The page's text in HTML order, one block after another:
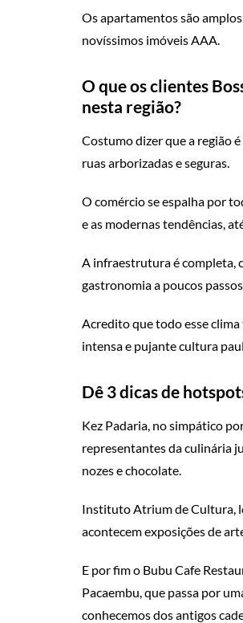
Os apartamentos são
novíssimos imóveis AAA.
O que os clientes
nesta região?
Costumo dizer que a região
ruas arborizadas e seguras.
O comércio se espalha por
e as modernas tendências,
A infraestrutura é completa,
gastronomia a poucos passos
Acredito que todo esse
intensa e pujante cultura
Dê 3 dicas de
Kez Padaria, no simpático
representantes da culinária
nozes e chocolate.
Instituto Atrium de Cultura,
acontecem exposições de
E por fim o Bubu Cafe
Pacaembu, que passa por
conhecemos dos antigos